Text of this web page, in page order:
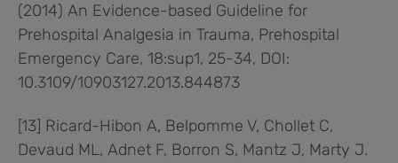
(2014) An Evidence-based Guideline for
Prehospital Analgesia in Trauma, Prehospital
Emergency Care, 18:sup1, 25-34, DOI:
10.3109/10903127.2013.844873
[13] Ricard-Hibon A, Belpomme V, Chollet C,
Devaud ML, Adnet F, Borron S, Mantz J, Marty J.